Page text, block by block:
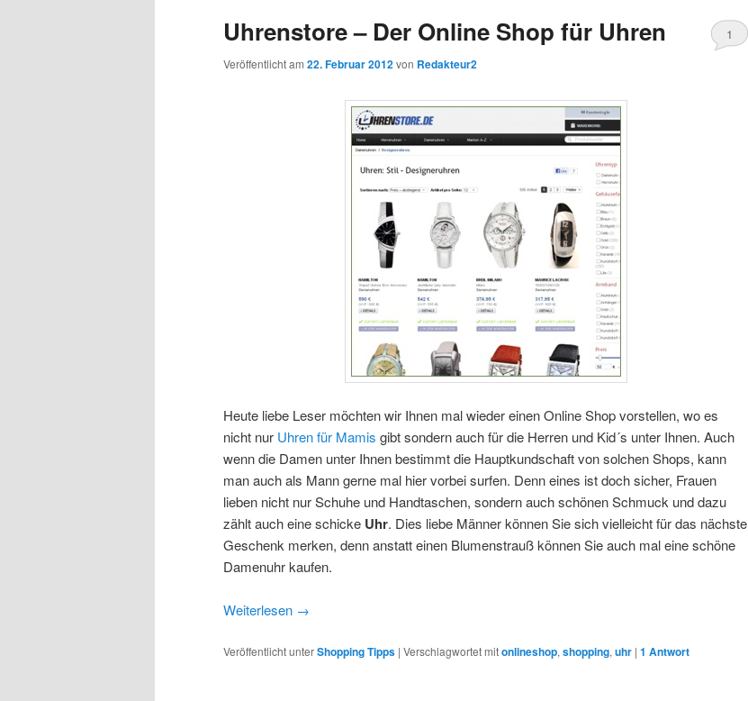
Uhrenstore – Der Online Shop für Uhren
Veröffentlicht am 22. Februar 2012von Redakteur2
1
Heute liebe Leser möchten wir Ihnen mal wieder einen Online Shop vorstellen, wo es
nicht nur Uhren für Mamis gibt sondern auch für die Herren und Kid´s unter Ihnen. Auch
wenn die Damen unter Ihnen bestimmt die Hauptkundschaft von solchen Shops, kann
man auch als Mann gerne mal hier vorbei surfen. Denn eines ist doch sicher, Frauen
lieben nicht nur Schuhe und Handtaschen, sondern auch schönen Schmuck und dazu
zählt auch eine schicke Uhr. Dies liebe Männer können Sie sich vielleicht für das nächste
Geschenk merken, denn anstatt einen Blumenstrauß können Sie auch mal eine schöne
Damenuhr kaufen.
Weiterlesen →
Veröffentlicht unterShopping Tipps | Verschlagwortet mitonlineshop, shopping, uhr | 1 Antwort